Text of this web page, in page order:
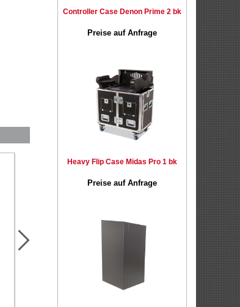
Stellenangebot
Stellenangebot
Controller Case Denon Prime 2 bk
Preise auf Anfrage
Heavy Flip Case Midas Pro 1 bk
Preise auf Anfrage